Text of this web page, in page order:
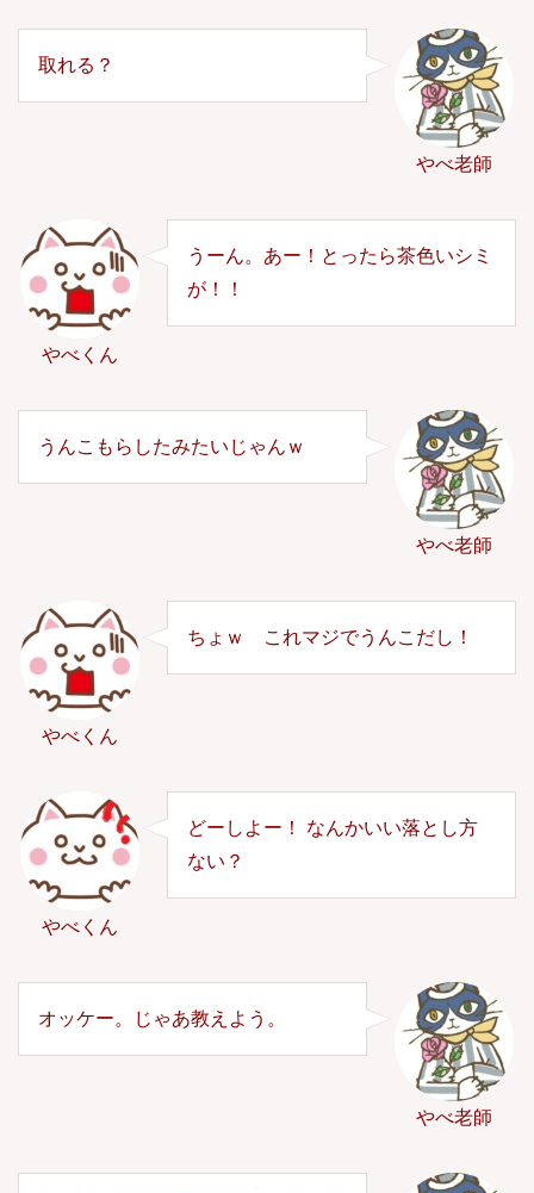
やべ老師
取れる？
やべくん
うーん。あー！とったら茶色いシミ
が！！
やべ老師
うんこもらしたみたいじゃんｗ
やべくん
ちょｗ これマジでうんこだし！
やべくん
どーしよー！ なんかいい落とし方
ない？
やべ老師
オッケー。じゃあ教えよう。